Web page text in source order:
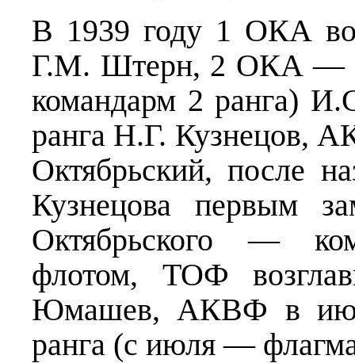
В 1939 году 1 ОКА
Г.М. Штерн, 2 ОКА —
командарм 2 ранга)
ранга Н.Г. Кузнецов,
Октябрьский, после
Кузнецова первым
Октябрьского —
флотом, ТОФ
Юмашев, АКВФ в
ранга (с июля —